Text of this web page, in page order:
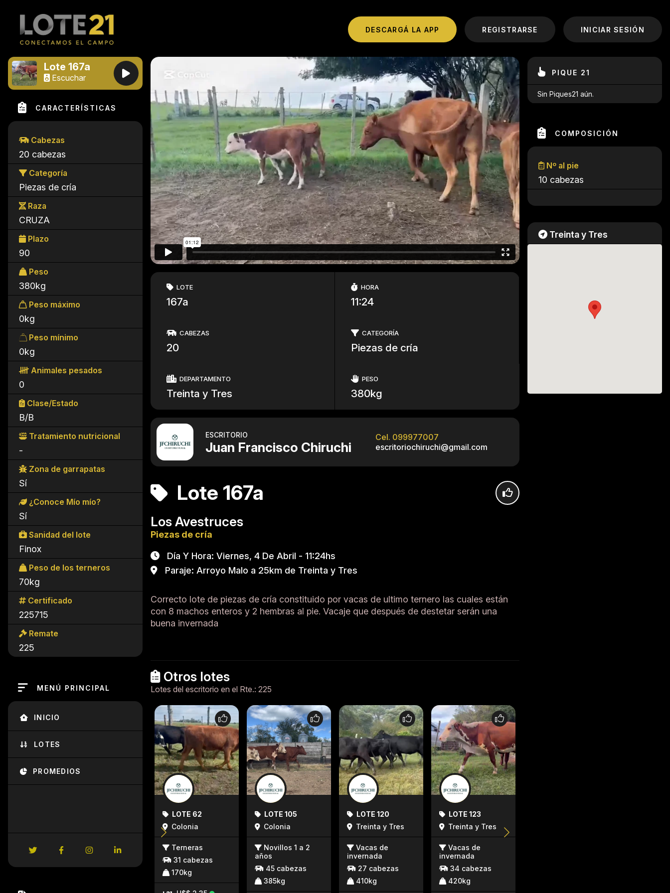
Lote 167a
Escuchar
CARACTERÍSTICAS
Cabezas
20 cabezas
Categoría
Piezas de cría
Raza
CRUZA
Plazo
90
Peso
380kg
Peso máximo
0kg
Peso mínimo
0kg
Animales pesados
0
Clase/Estado
B/B
Tratamiento nutricional
-
Zona de garrapatas
Sí
¿Conoce Mío mío?
Sí
Sanidad del lote
Finox
Peso de los terneros
70kg
Certificado
225715
Remate
225
MENÚ PRINCIPAL
INICIO
LOTES
PROMEDIOS
DESCARGÁ LA APP REGISTRARSE INICIAR SESIÓN
PIQUE 21
Sin Piques21 aún.
COMPOSICIÓN
Nº al pie
10 cabezas
Treinta y Tres
LOTE
167a
HORA
11:24
CABEZAS
20
CATEGORÍA
Piezas de cría
DEPARTAMENTO
Treinta y Tres
PESO
380kg
ESCRITORIO
Juan Francisco Chiruchi
Cel. 099977007
escritoriochiruchi@gmail.com
Lote 167a
Los Avestruces
Piezas de cría
Día Y Hora: Viernes, 4 De Abril - 11:24hs
Paraje: Arroyo Malo a 25km de Treinta y Tres
Correcto lote de piezas de cría constituido por vacas de ultimo ternero las cuales están
con 8 machos enteros y 2 hembras al pie. Vacaje que después de destetar serán una
buena invernada
Otros lotes
Lotes del escritorio en el Rte.: 225
LOTE 62
Colonia
Terneras
31 cabezas
170kg
LOTE 105
Colonia
Novillos 1 a 2
años
45 cabezas
385kg
LOTE 120
Treinta y Tres
Vacas de
invernada
27 cabezas
410kg
LOTE 123
Treinta y Tres
Vacas de
invernada
34 cabezas
420kg